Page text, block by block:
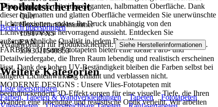
Format
Quer
Herstellerartikelnummer
15917VX5
EAN
5903011540853
Vlies-Fototapete mit einer eleganten, halbmatten Oberfläche. Dank
dieser halbmatten und glatten Oberfläche vermeiden Sie unerwünschte
Lichtreflexionen, sodass Ihr Druck unabhängig von den
Lichtverhältnissen hervorragend aussieht. Entdecken Sie
außergewöhnliche Qualität in jedem Detail!
FARBEN : Unsere Fototapeten bieten eine ideale Farb- und
Detailwiedergabe, die Ihren Raum lebendig und realistisch erscheinen
lässt. Dank der hohen UV-Beständigkeit bleiben die Farben selbst bei
längerer Lichteinwirkung brillant und verblassen nicht.
MODERNE DESIGNS : Unsere Vlies-Fototapeten mit
beeindruckendem 3D-Effekt sorgen für eine visuelle Tiefe, die Ihren
Wänden eine lebendige und realistische Optik verleiht. Wir arbeiten
Produktsicherheit
Bereich überspringen
Verantwortlich für Produktsicherheit: Siehe Herstellerinformationen .
Weitere Kategorien
Liste überspringen
Farben, Tapeten & Wandverkleidungen
Tapeten
Fototapeten